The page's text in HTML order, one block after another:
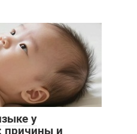
у
причины и